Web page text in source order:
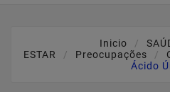
Inicio
ESTAR
Preocupações
Ácido